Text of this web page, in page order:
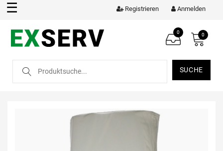
☰ Anmelden
Registrieren
SUCHE
0 0